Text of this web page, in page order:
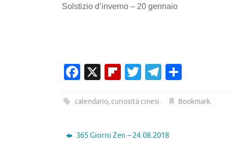
Solstizio d’inverno – 20 gennaio
Fa
e
o
X Fl
b
ar
T
it
r
T
e
a
n
calendario, curiosità cinesi. Bookmark.
365 Giorni Zen – 24.08.2018